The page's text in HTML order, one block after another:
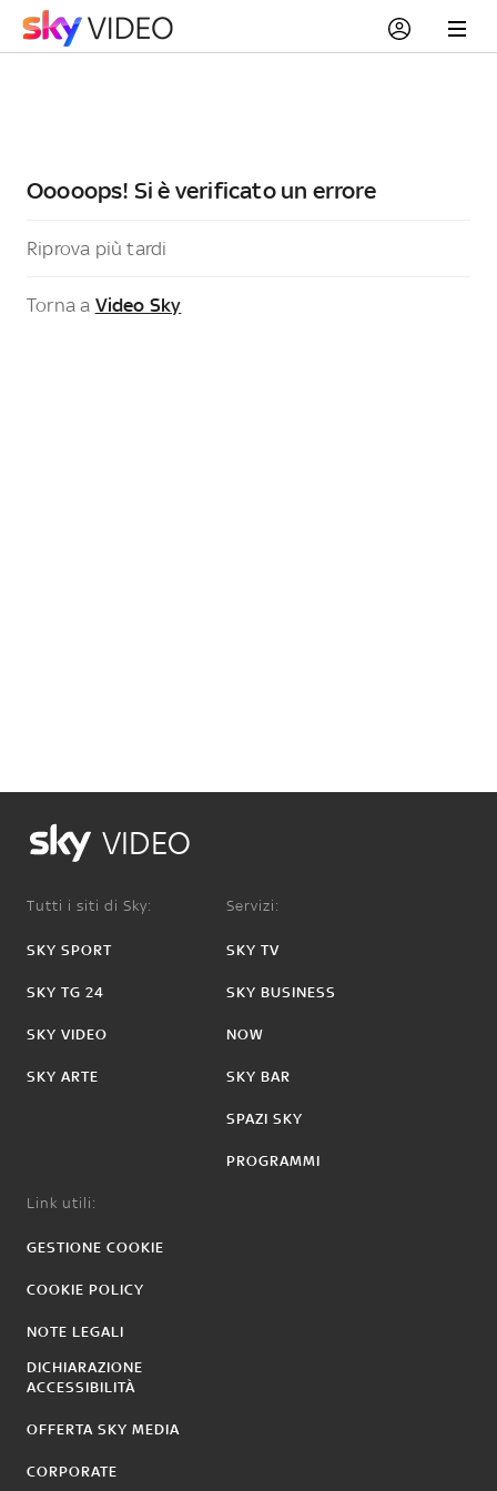
Ooooops! Si è verificato un errore
Riprova più tardi
Torna a Video Sky
VIDEO
Tutti i siti di Sky:
SKY SPORT
SKY TG 24
SKY VIDEO
SKY ARTE
Servizi:
SKY TV
SKY BUSINESS
NOW
SKY BAR
SPAZI SKY
PROGRAMMI
Link utili:
GESTIONE COOKIE
COOKIE POLICY
NOTE LEGALI
DICHIARAZIONE
ACCESSIBILITÀ
OFFERTA SKY MEDIA
CORPORATE